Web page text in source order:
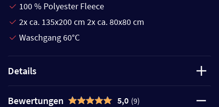
100 % Polyester Fleece
2x ca. 135x200 cm 2x ca. 80x80 cm
Waschgang 60°C
Details
Bewertungen 5,0 (9)